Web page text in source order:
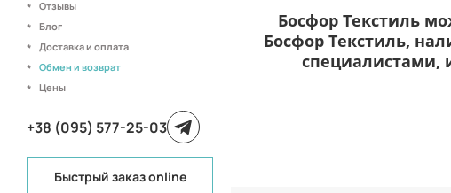
Отзывы
Блог
Доставка и оплата
Обмен и возврат
Цены
+38 (095) 577-25-03
Быстрый заказ online
Босфор Текстиль
Босфор Текстиль,